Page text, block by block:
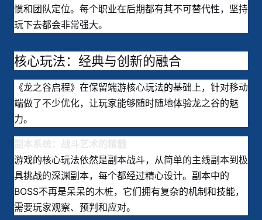
惯和团队定位。每个职业在后期都有其不可替代性，坚持
玩下去都会非常强大。
核心玩法：经典与创新的融合
《龙之谷启程》在保留端游核心玩法的基础上，针对移动
端做了不少优化，让玩家能够随时随地体验龙之谷的魅
力。
游戏的核心玩法依然是副本战斗，从简单的主线副本到极
具挑战的深渊副本，每个都经过精心设计。副本中的
BOSS不再是呆呆的木桩，它们拥有复杂的机制和技能，
需要玩家观察、预判和应对。